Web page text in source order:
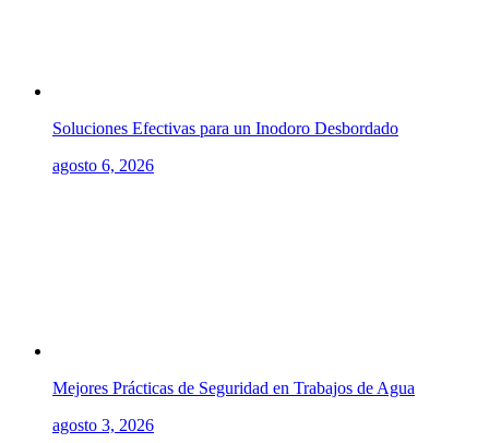
Soluciones Efectivas para un Inodoro Desbordado
agosto 6, 2026
Mejores Prácticas de Seguridad en Trabajos de Agua
agosto 3, 2026